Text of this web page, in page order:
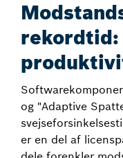
og "Adaptive
er en del af